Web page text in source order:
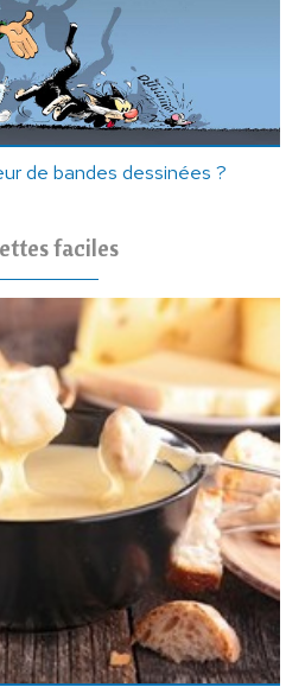
de bandes dessinées ?
faciles